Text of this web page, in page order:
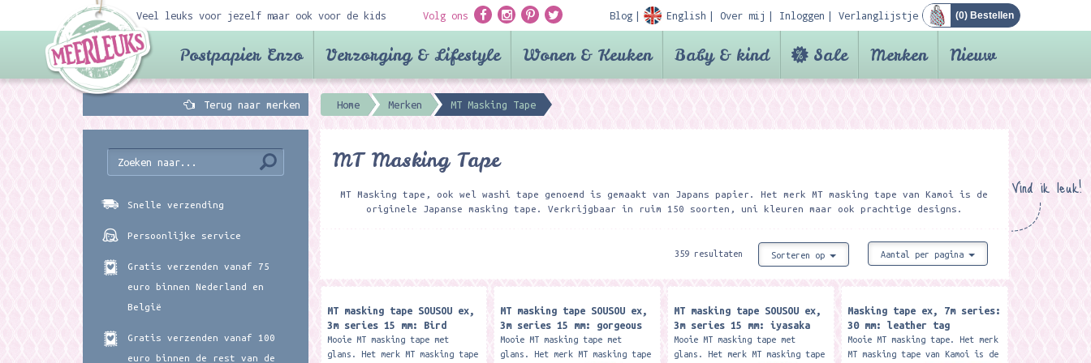
Veel leuks voor jezelf maar ook voor de kids Volg ons Blog English Over mij Inloggen Verlanglijstje (0) Bestellen
Postpapier Enzo Verzorging & Lifestyle Wonen & Keuken Baby & kind Sale Merken Nieuw
Terug naar merken Home Merken MT Masking Tape
Vind ik leuk!
MT Masking Tape
MT Masking tape, ook wel washi tape genoemd is gemaakt van Japans papier. Het merk MT masking tape van Kamoi is de
originele Japanse masking tape. Verkrijgbaar in ruim 150 soorten, uni kleuren maar ook prachtige designs.
359 resultaten Sorteren op Aantal per pagina
MT masking tape SOUSOU ex,
3m series 15 mm: Bird
Mooie MT masking tape met
glans. Het merk MT masking tape
MT masking tape SOUSOU ex,
3m series 15 mm: gorgeous
Mooie MT masking tape met
glans. Het merk MT masking tape
MT masking tape SOUSOU ex,
3m series 15 mm: iyasaka
Mooie MT masking tape met
glans. Het merk MT masking tape
Masking tape ex, 7m series:
30 mm: leather tag
Mooie MT masking tape. Het merk
MT masking tape van Kamoi is de
Snelle verzending
Persoonlijke service
Gratis verzenden vanaf 75
euro binnen Nederland en
België
Gratis verzenden vanaf 100
euro binnen de rest van de